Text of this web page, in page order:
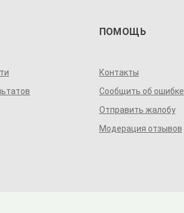
ПОМОЩЬ
Контакты
Сообщить об ошибке
Отправить жалобу
Модерация отзывов